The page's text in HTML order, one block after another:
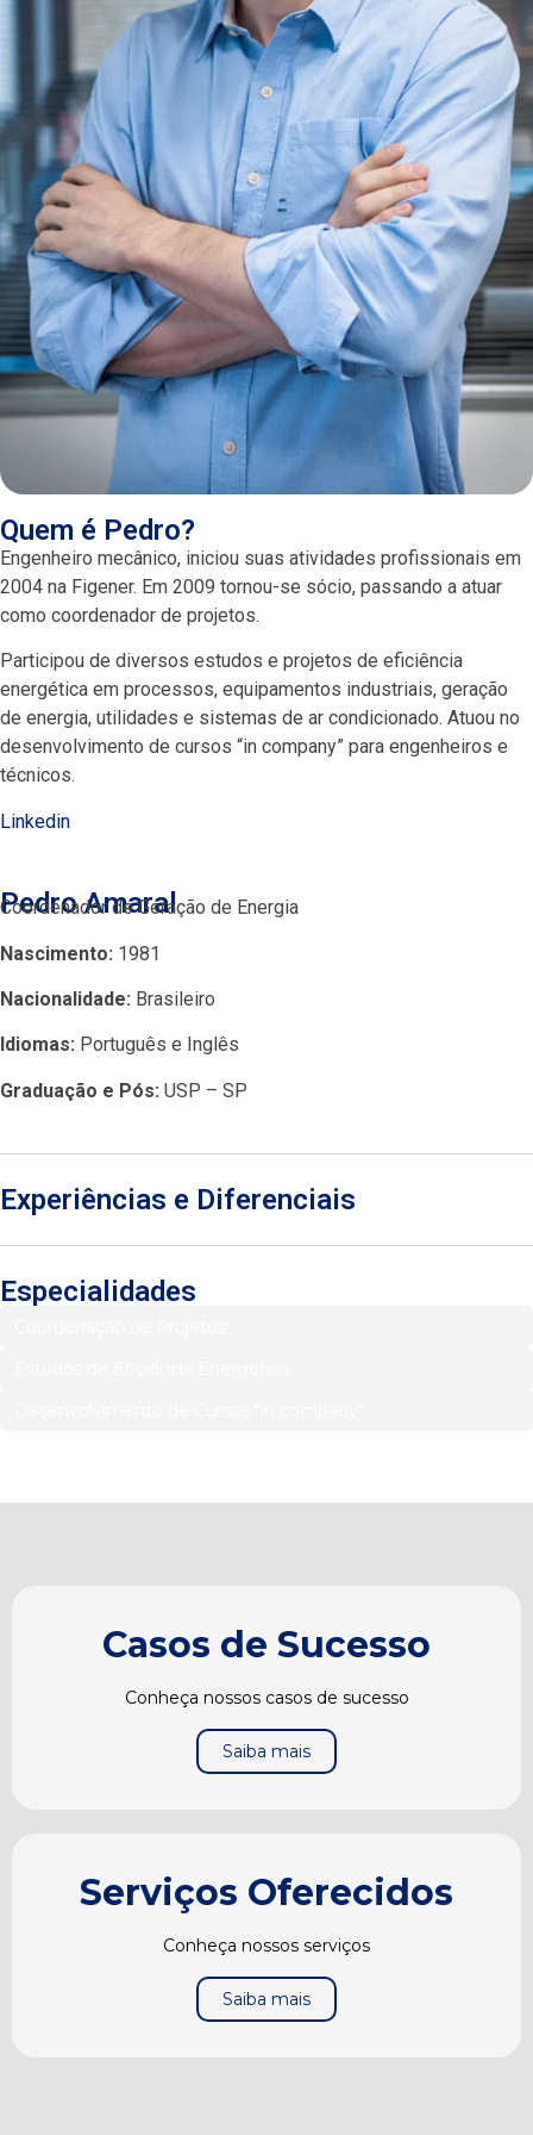
Quem é Pedro?
Engenheiro mecânico, iniciou suas atividades profissionais em
2004 na Figener. Em 2009 tornou-se sócio, passando a atuar
como coordenador de projetos.
Participou de diversos estudos e projetos de eficiência
energética em processos, equipamentos industriais, geração
de energia, utilidades e sistemas de ar condicionado. Atuou no
desenvolvimento de cursos “in company” para engenheiros e
técnicos.
Linkedin
Pedro Amaral
Coordenador de Geração de Energia
Nascimento: 1981
Nacionalidade: Brasileiro
Idiomas: Português e Inglês
Graduação e Pós: USP – SP
Experiências e Diferenciais
Especialidades
Casos de Sucesso
Conheça nossos casos de sucesso
Saiba mais
Serviços Oferecidos
Conheça nossos serviços
Saiba mais